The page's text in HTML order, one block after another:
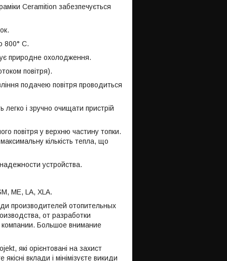
Ceramition забезпечується
800° C.
природне охолодження.
повітря).
подачею повітря проводиться
і зручно очищати пристрій
повітря у верхню частину топки.
кількість тепла, що
устройства.
ME, LA, XLA.
производителей отопительных
от разработки
компании. Большое внимание
які орієнтовані на захист
вклади і мінімізуєте викиди